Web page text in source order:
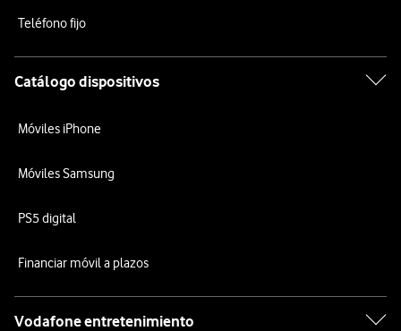
Teléfono fijo
Catálogo dispositivos
Móviles iPhone
Móviles Samsung
PS5 digital
Financiar móvil a plazos
Vodafone entretenimiento